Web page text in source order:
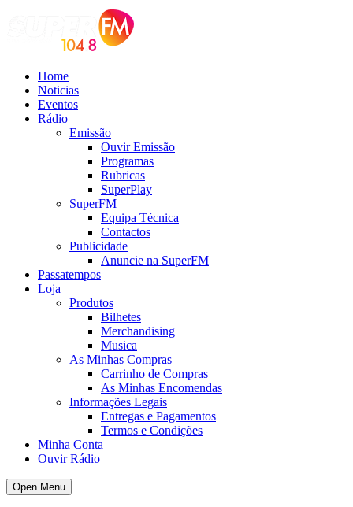
Home
Noticias
Eventos
Rádio
Emissão
Ouvir Emissão
Programas
Rubricas
SuperPlay
SuperFM
Equipa Técnica
Contactos
Publicidade
Anuncie na SuperFM
Passatempos
Loja
Produtos
Bilhetes
Merchandising
Musica
As Minhas Compras
Carrinho de Compras
As Minhas Encomendas
Informações Legais
Entregas e Pagamentos
Termos e Condições
Minha Conta
Ouvir Rádio
Open Menu